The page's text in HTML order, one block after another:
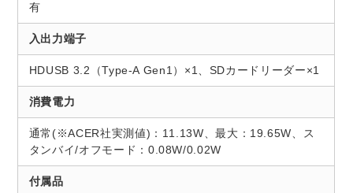
有
入出力端子
HDUSB 3.2（Type-A Gen1）×1、SDカードリーダー×1
消費電力
通常(※ACER社実測値)：11.13W、最大：19.65W、ス
タンバイ/オフモード：0.08W/0.02W
付属品